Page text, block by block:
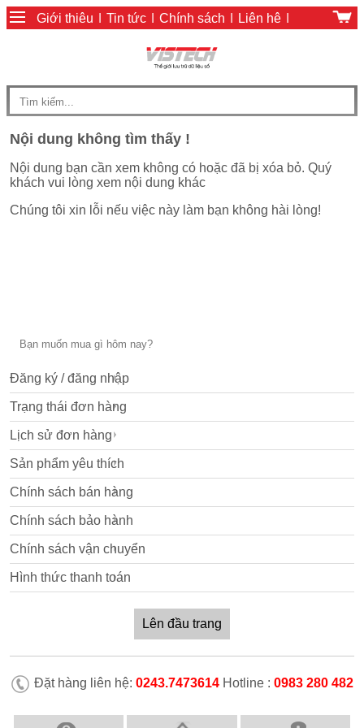
Giới thiệu Tin tức Chính sách Liên hệ
Giỏ hàng|Chính sách thanh toán
Nội dung không tìm thấy !
Nội dung bạn cần xem không có hoặc đã bị xóa bỏ. Quý
khách vui lòng xem nội dung khác
Chúng tôi xin lỗi nếu việc này làm bạn không hài lòng!
Đăng ký / đăng nhập
Trạng thái đơn hàng
Lịch sử đơn hàng
Sản phẩm yêu thích
Chính sách bán hàng
Chính sách bảo hành
Chính sách vận chuyển
Hình thức thanh toán
Lên đầu trang
Đặt hàng liên hệ:0243.7473614 Hotline :0983 280 482